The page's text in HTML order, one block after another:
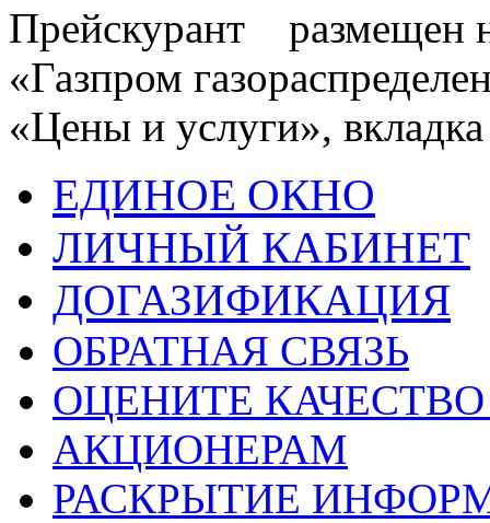
Прейскурант размещен
«Газпром
«Цены и услуги»,
ЕДИНОЕ ОКНО
ЛИЧНЫЙ КАБИНЕТ
ДОГАЗИФИКАЦИЯ
ОБРАТНАЯ СВЯЗЬ
ОЦЕНИТЕ
АКЦИОНЕРАМ
РАСКРЫТИЕ